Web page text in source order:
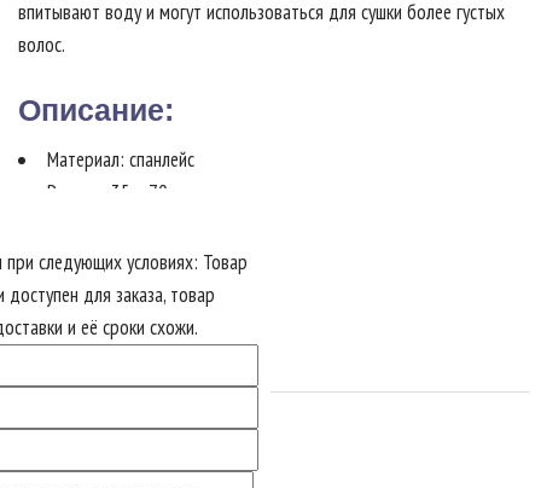
впитывают воду и могут использоваться для сушки более густых
волос.
Описание:
Материал: спанлейс
Размер: 35 х 70 см
Цвет белый
Укладка: стандарт
Версия для печати
следующих условиях: Товар
для заказа, товар
и её сроки схожи.